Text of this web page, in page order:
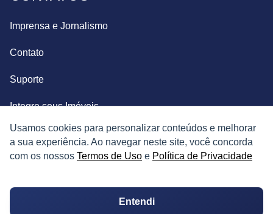
Usamos cookies para personalizar conteúdos e melhorar
a sua experiência. Ao navegar neste site, você concorda
com os nossos Termos de Uso e Política de Privacidade
Entendi
Imprensa e Jornalismo
Contato
Suporte
Integre seus Imóveis
© Copyright 2026. Todos os direitos reservados.